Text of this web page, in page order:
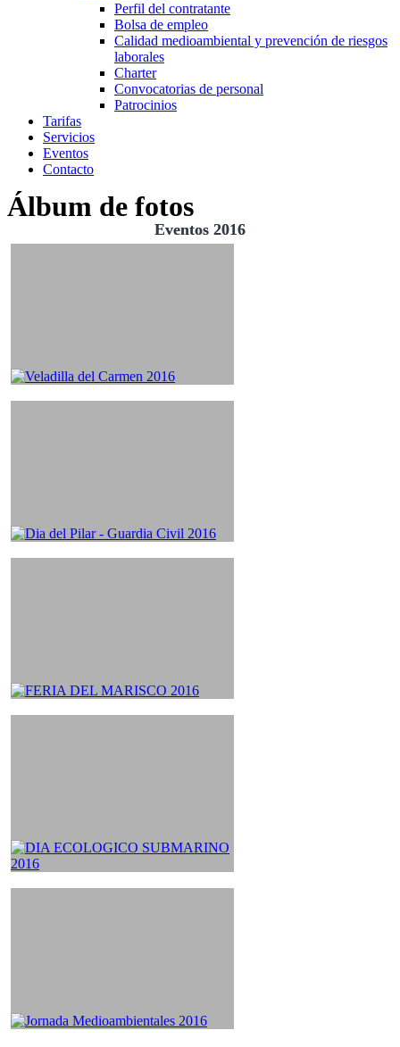
Perfil del contratante
Bolsa de empleo
Calidad medioambiental y prevención de riesgos
laborales
Charter
Convocatorias de personal
Patrocinios
Tarifas
Servicios
Eventos
Contacto
Álbum de fotos
Eventos 2016